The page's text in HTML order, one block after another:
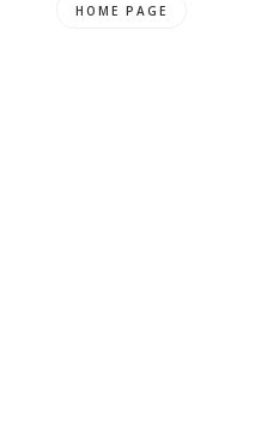
HOME PAGE